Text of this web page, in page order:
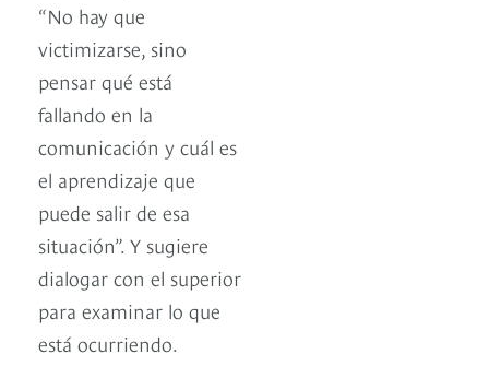
“No hay que
victimizarse, sino
pensar qué está
fallando en la
comunicación y cuál es
el aprendizaje que
puede salir de esa
situación”. Y sugiere
dialogar con el superior
para examinar lo que
está ocurriendo.